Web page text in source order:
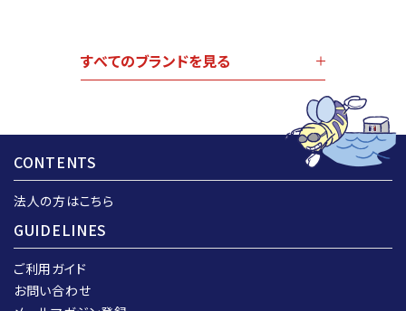
すべてのブランドを見る
CONTENTS
法人の方はこちら
GUIDELINES
ご利用ガイド
お問い合わせ